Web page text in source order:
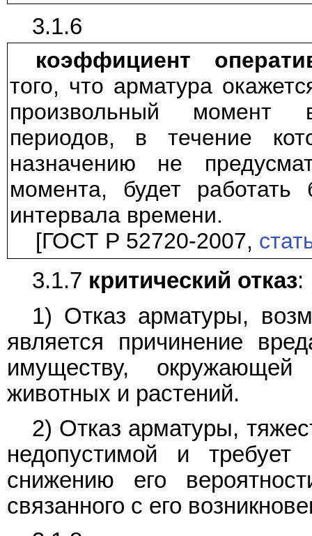
3.1.6
коэффициент
того, что арматура
произвольный момент
периодов, в течение
назначению не
момента, будет работать
интервала времени.
[ГОСТ Р 52720-2007,
3.1.7 критический отказ:
1) Отказ арматуры,
является причинение
имуществу,
животных и растений.
2) Отказ арматуры,
недопустимой и
снижению его
связанного с его